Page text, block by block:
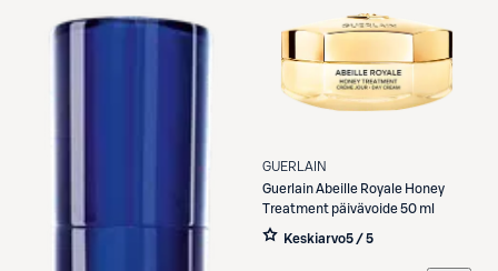
GUERLAIN
GuerlainAbeille Royale Honey
Treatment päivävoide 50 ml
Keskiarvo5 / 5